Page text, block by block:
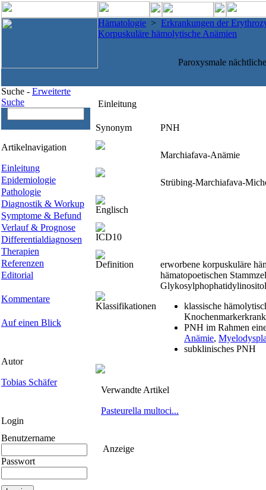
Hämatologie > Erkrankungen der
Korpuskuläre hämolytische Anämien
Paroxysmale
Suche - Erweiterte
Suche
Artikelnavigation
Einleitung
Epidemiologie
Pathologie
Diagnostik & Workup
Symptome & Befund
Verlauf & Prognose
Differentialdiagnosen
Therapien
Referenzen
Editorial
Kommentare
Auf einen Blick
Autor
Tobias Schäfer
Login
Benutzername
Passwort
Einleitung
Synonym PNH
Marchiafava-Anämie
Strübing-Marchiafava-
Englisch
ICD10
Definition
erworbene korpuskuläre
hämatopoetischen
Klassifikationen
klassische
PNH im Rahmen
Anämie,
subklinisches PNH
Verwandte Artikel
Pasteurella multoci...
Anzeige